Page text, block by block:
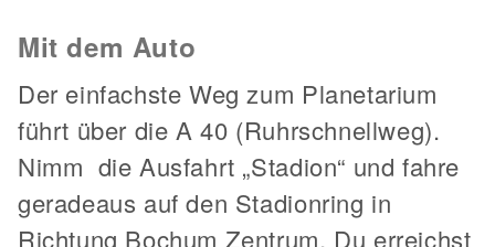
Mit dem Auto
Der einfachste Weg zum Planetarium
führt über die A 40 (Ruhrschnellweg).
Nimm die Ausfahrt „Stadion“ und fahre
geradeaus auf den Stadionring in
Richtung Bochum Zentrum. Du erreichst